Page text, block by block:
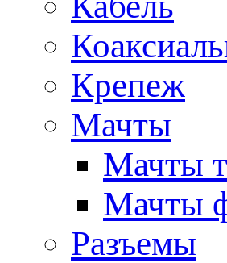
Крепеж
Мачты
Мачты
Мачты
Разъемы